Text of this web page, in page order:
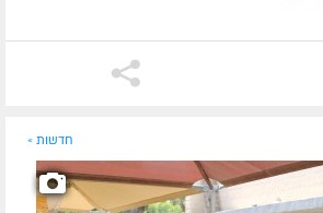
חדשות »